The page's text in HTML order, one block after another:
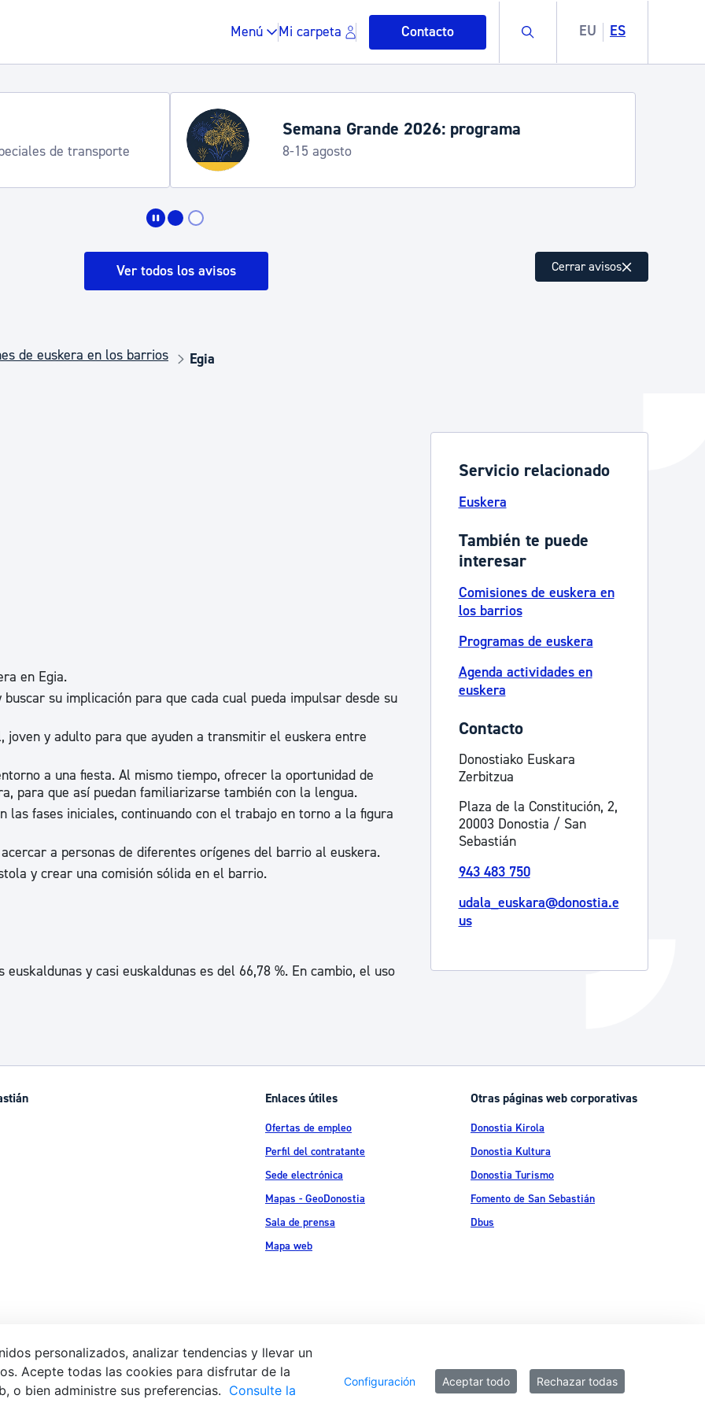
Menú Mi carpeta Contacto Buscar EU ES
Espacio público, residuos y medioambiente
Calendario fiscal
Portal de transparencia
Catálogo de trámites
de transporte
Semana Grande 2026: programa
8-15 agosto
Ver todos los avisos Cerrar avisos
de euskera en los barrios Egia
en Egia.
su implicación para que cada cual pueda impulsar desde su
y adulto para que ayuden a transmitir el euskera entre
a una fiesta. Al mismo tiempo, ofrecer la oportunidad de
para que así puedan familiarizarse también con la lengua.
las fases iniciales, continuando con el trabajo en torno a la figura
a personas de diferentes orígenes del barrio al euskera.
y crear una comisión sólida en el barrio.
y casi euskaldunas es del 66,78 %. En cambio, el uso
Servicio relacionado
Euskera
También te puede
interesar
Comisiones de euskera en
los barrios
Programas de euskera
Agenda actividades en
euskera
Contacto
Donostiako Euskara
Zerbitzua
Plaza de la Constitución, 2,
20003 Donostia / San
Sebastián
943 483 750
udala_euskara@donostia.e
us
Enlaces útiles
Ofertas de empleo
Perfil del contratante
Sede electrónica
Mapas - GeoDonostia
Sala de prensa
Mapa web
Otras páginas web corporativas
Donostia Kirola
Donostia Kultura
Donostia Turismo
Fomento de San Sebastián
Dbus
Ijentea 1,
Aviso legal Política de privacidad Política de cookies Declaración de accesibilidad
personalizados, analizar tendencias y llevar un
Acepte todas las cookies para disfrutar de la
o bien administre sus preferencias. Consulte la
Configuración Aceptar todo Rechazar todas